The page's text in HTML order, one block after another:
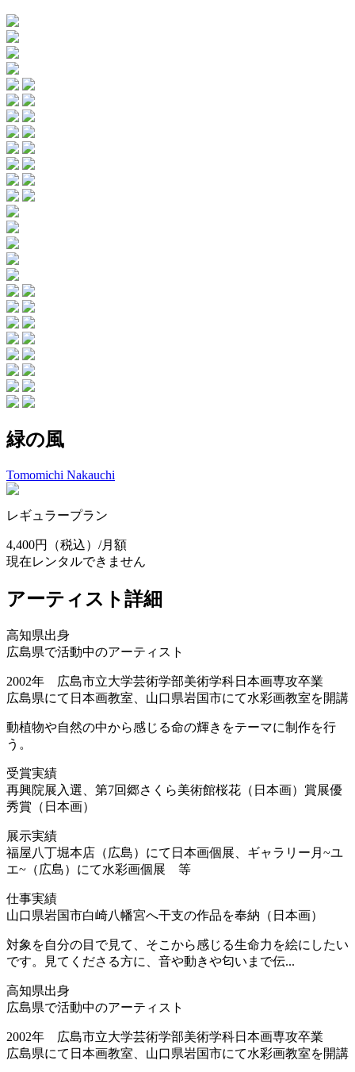
緑の風
Tomomichi Nakauchi
レギュラープラン
4,400円
（税込）/月額
現在レンタルできません
アーティスト詳細
高知県出身
広島県で活動中のアーティスト
2002年 広島市立大学芸術学部美術学科日本画専攻卒業
広島県にて日本画教室、山口県岩国市にて水彩画教室を開講
動植物や自然の中から感じる命の輝きをテーマに制作を行
う。
受賞実績
再興院展入選、第7回郷さくら美術館桜花（日本画）賞展優
秀賞（日本画）
展示実績
福屋八丁堀本店（広島）にて日本画個展、ギャラリー月~ユ
エ~（広島）にて水彩画個展 等
仕事実績
山口県岩国市白崎八幡宮へ干支の作品を奉納（日本画）
対象を自分の目で見て、そこから感じる生命力を絵にしたい
です。見てくださる方に、音や動きや匂いまで伝...
高知県出身
広島県で活動中のアーティスト
2002年 広島市立大学芸術学部美術学科日本画専攻卒業
広島県にて日本画教室、山口県岩国市にて水彩画教室を開講